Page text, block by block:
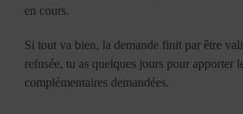
en cours.
Si tout va bien, la demande finit par être
refusée, tu as quelques jours pour apporter
complémentaires demandées.